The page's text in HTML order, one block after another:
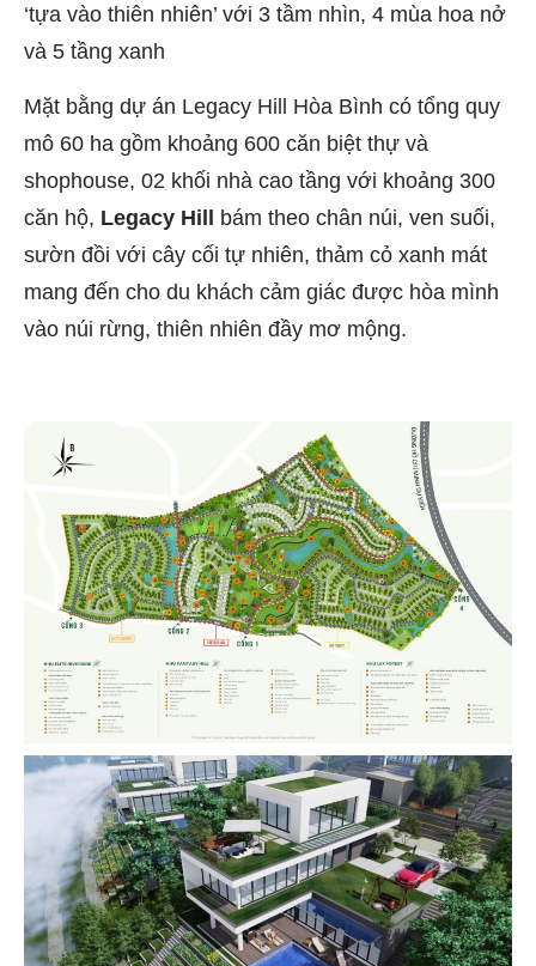
‘tựa vào thiên nhiên’ với 3 tầm nhìn, 4 mùa hoa nở
và 5 tầng xanh
Mặt bằng dự án Legacy Hill Hòa Bình có tổng quy
mô 60 ha gồm khoảng 600 căn biệt thự và
shophouse, 02 khối nhà cao tầng với khoảng 300
căn hộ, Legacy Hill
bám theo chân núi, ven suối,
sườn đồi với cây cối tự nhiên, thảm cỏ xanh mát
mang đến cho du khách cảm giác được hòa mình
vào núi rừng, thiên nhiên đầy mơ mộng.